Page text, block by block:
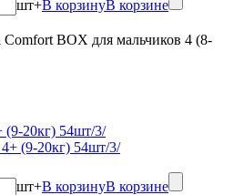
шт+В корзинуВ корзине
BOX для мальчиков 4 (8-
20кг) 54шт/3/
шт+В корзинуВ корзине